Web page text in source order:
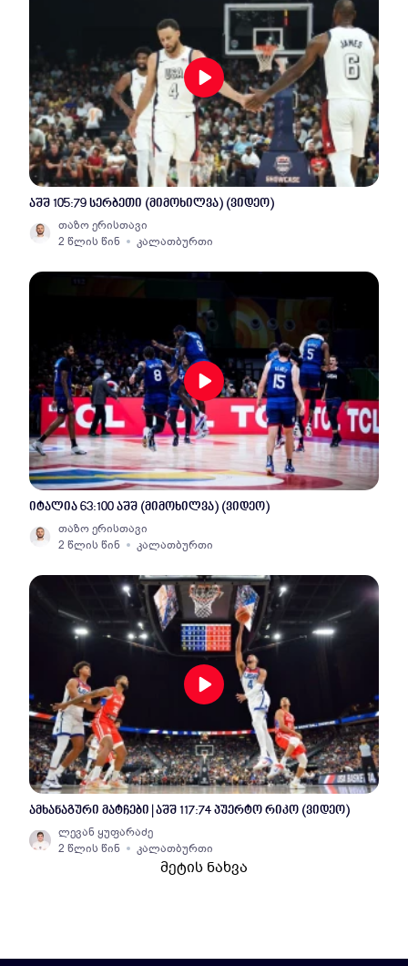
აშშ 105:79 სერბეთი (მიმოხილვა) (ვიდეო)
თაზო ერისთავი
2 წლის წინ
კალათბურთი
იტალია 63:100 აშშ (მიმოხილვა) (ვიდეო)
თაზო ერისთავი
2 წლის წინ
კალათბურთი
ამხანაგური მატჩები | აშშ 117:74 პუერტო რიკო (ვიდეო)
ლევან ყუფარაძე
2 წლის წინ
კალათბურთი
მეტის ნახვა